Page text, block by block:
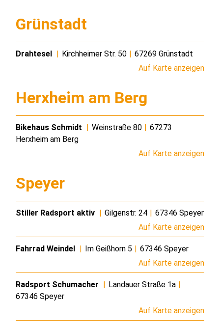
Grünstadt
Drahtesel Kirchheimer Str. 50
67269 Grünstadt
Auf Karte anzeigen
Herxheim am Berg
Bikehaus Schmidt Weinstraße 80
67273
Herxheim am Berg
Auf Karte anzeigen
Speyer
Stiller Radsport aktiv Gilgenstr. 24
67346 Speyer
Auf Karte anzeigen
Fahrrad Weindel Im Geißhorn 5
67346 Speyer
Auf Karte anzeigen
Radsport Schumacher Landauer Straße 1a
67346 Speyer
Auf Karte anzeigen